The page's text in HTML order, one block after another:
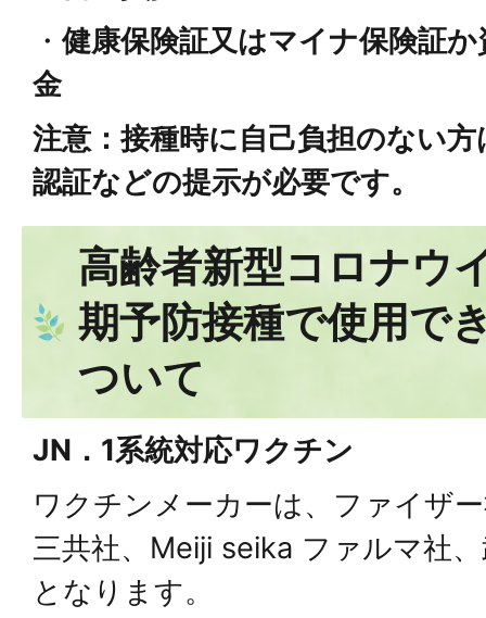
・ 健康保険証又はマイナ保険証
金
注意：接種時に自己負担のない
認証などの提示が必要です。
高齢者新型コロナウ
期予防接種で使用で
ついて
JN．1系統対応ワクチン
ワクチンメーカーは、ファイザ
三共社、Meiji seika ファルマ社
となります。